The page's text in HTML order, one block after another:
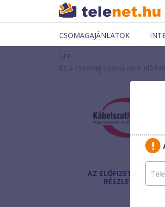
CSOMAGAJÁNLATOK
Cím: ,
Ez a csomag sajnos nem
AZ ELŐFIZETÉS
RÉSZLETEI